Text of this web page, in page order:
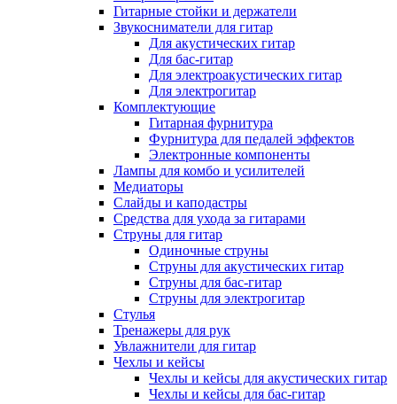
Гитарные стойки и держатели
Звукосниматели для гитар
Для акустических гитар
Для бас-гитар
Для электроакустических гитар
Для электрогитар
Комплектующие
Гитарная фурнитура
Фурнитура для педалей эффектов
Электронные компоненты
Лампы для комбо и усилителей
Медиаторы
Слайды и каподастры
Средства для ухода за гитарами
Струны для гитар
Одиночные струны
Струны для акустических гитар
Струны для бас-гитар
Струны для электрогитар
Стулья
Тренажеры для рук
Увлажнители для гитар
Чехлы и кейсы
Чехлы и кейсы для акустических гитар
Чехлы и кейсы для бас-гитар